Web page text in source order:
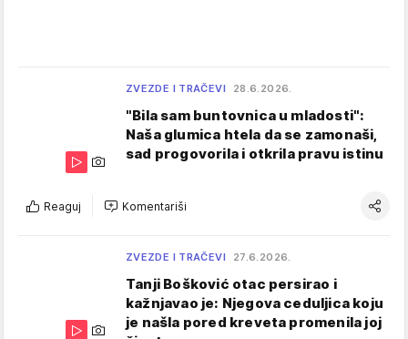
ZVEZDE I TRAČEVI 28.6.2026.
"Bila sam buntovnica u mladosti":
Naša glumica htela da se zamonaši,
sad progovorila i otkrila pravu istinu
Reaguj Komentariši
ZVEZDE I TRAČEVI 27.6.2026.
Tanji Bošković otac persirao i
kažnjavao je: Njegova ceduljica koju
je našla pored kreveta promenila joj